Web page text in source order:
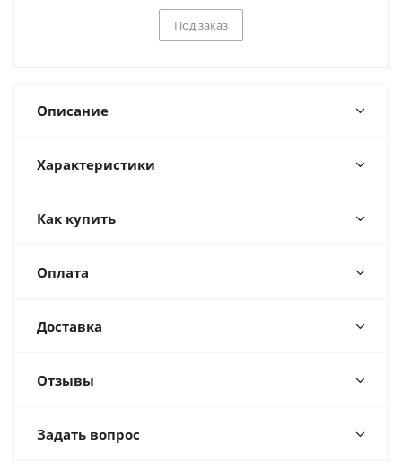
Под заказ
Описание
Характеристики
Как купить
Оплата
Доставка
Отзывы
Задать вопрос